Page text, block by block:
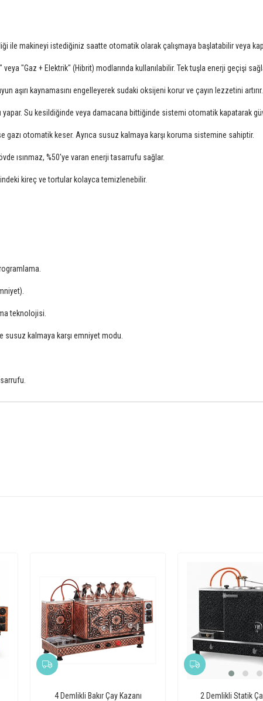
ile makineyi istediğiniz saatte otomatik olarak çalışmaya başlatabilir veya
"Gaz + Elektrik" (Hibrit) modlarında kullanılabilir. Tek tuşla enerji geçişi
aşırı kaynamasını engelleyerek sudaki oksijeni korur ve çayın lezzetini artırır.
Su kesildiğinde veya damacana bittiğinde sistemi otomatik kapatarak
otomatik keser. Ayrıca susuz kalmaya karşı koruma sistemine sahiptir.
ısınmaz, %50'ye varan enerji tasarrufu sağlar.
kireç ve tortular kolayca temizlenebilir.
teknolojisi.
susuz kalmaya karşı emniyet modu.
4 Demlikli Bakır Çay Kazanı 2 Demlikli Statik